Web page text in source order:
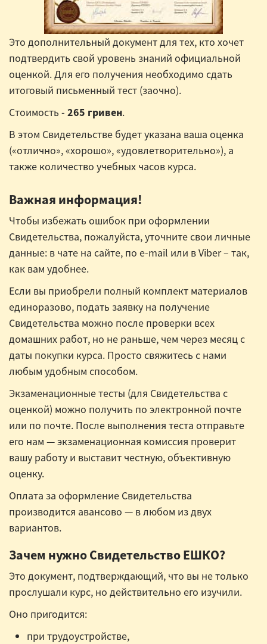
Это дополнительный документ для тех, кто хочет
подтвердить свой уровень знаний официальной
оценкой. Для его получения необходимо сдать
итоговый письменный тест (заочно).
Стоимость - 265 гривен.
В этом Свидетельстве будет указана ваша оценка
(«отлично», «хорошо», «удовлетворительно»), а
также количество учебных часов курса.
Важная информация!
Чтобы избежать ошибок при оформлении
Свидетельства, пожалуйста, уточните свои личные
данные: в чате на сайте, по e-mail или в Viber – так,
как вам удобнее.
Если вы приобрели полный комплект материалов
единоразово, подать заявку на получение
Свидетельства можно после проверки всех
домашних работ, но не раньше, чем через месяц с
даты покупки курса. Просто свяжитесь с нами
любым удобным способом.
Экзаменационные тесты (для Свидетельства с
оценкой) можно получить по электронной почте
или по почте. После выполнения теста отправьте
его нам — экзаменационная комиссия проверит
вашу работу и выставит честную, объективную
оценку.
Оплата за оформление Свидетельства
производится авансово — в любом из двух
вариантов.
Зачем нужно Свидетельство ЕШКО?
Это документ, подтверждающий, что вы не только
прослушали курс, но действительно его изучили.
Оно пригодится:
при трудоустройстве,